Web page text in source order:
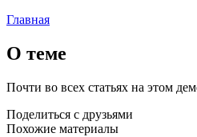
Главная
О теме
Почти во всех статьях на этом
Поделиться с друзьями
Похожие материалы